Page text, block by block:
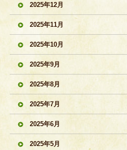
2025年12月
2025年11月
2025年10月
2025年9月
2025年8月
2025年7月
2025年6月
2025年5月